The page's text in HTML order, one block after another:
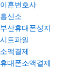
이혼변호사
흥신소
부산휴대폰성지
시트파일
소액결제
휴대폰소액결제